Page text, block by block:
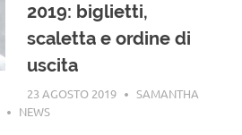
2019: biglietti,
scaletta e ordine di
uscita
23 AGOSTO 2019
SAMANTHA
NEWS